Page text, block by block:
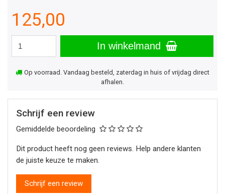
125,00
In winkelmand
Op voorraad. Vandaag besteld, zaterdag in huis of vrijdag direct
afhalen.
Schrijf een review
Gemiddelde beoordeling
Dit product heeft nog geen reviews. Help andere klanten
de juiste keuze te maken.
Schrijf een review